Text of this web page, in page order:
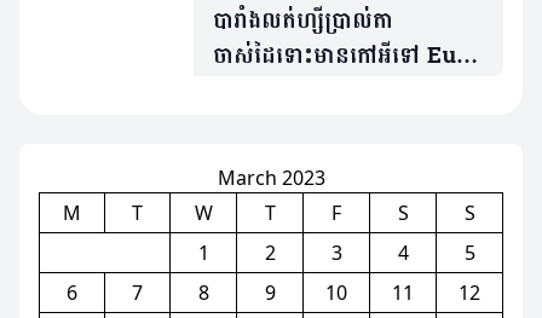
បារាំងលត់ហ្សីប្រាល់តា
ចាស់ដៃទោះមានកៅអីទៅ Euro
March 2023
M
T W T F S
S
1
2 3 4
5
6
7 8 9 10 11
12